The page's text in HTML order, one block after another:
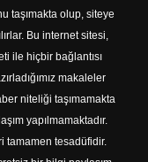
taşımakta olup, siteye
Bu internet sitesi,
ile hiçbir bağlantısı
makaleler
niteliği taşımamakta
yapılmamaktadır.
tamamen tesadüfidir.